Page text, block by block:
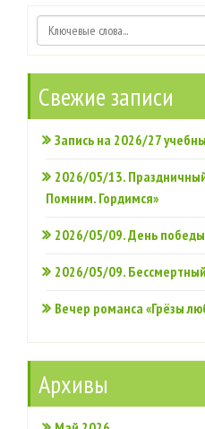
Свежие записи
Запись на 2026/27
2026/05/13.
Помним. Гордимся»
2026/05/09. День победы
2026/05/09.
Вечер романса «Грёзы
Архивы